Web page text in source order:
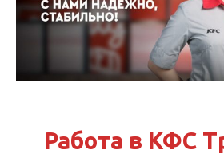
Работа в КФС